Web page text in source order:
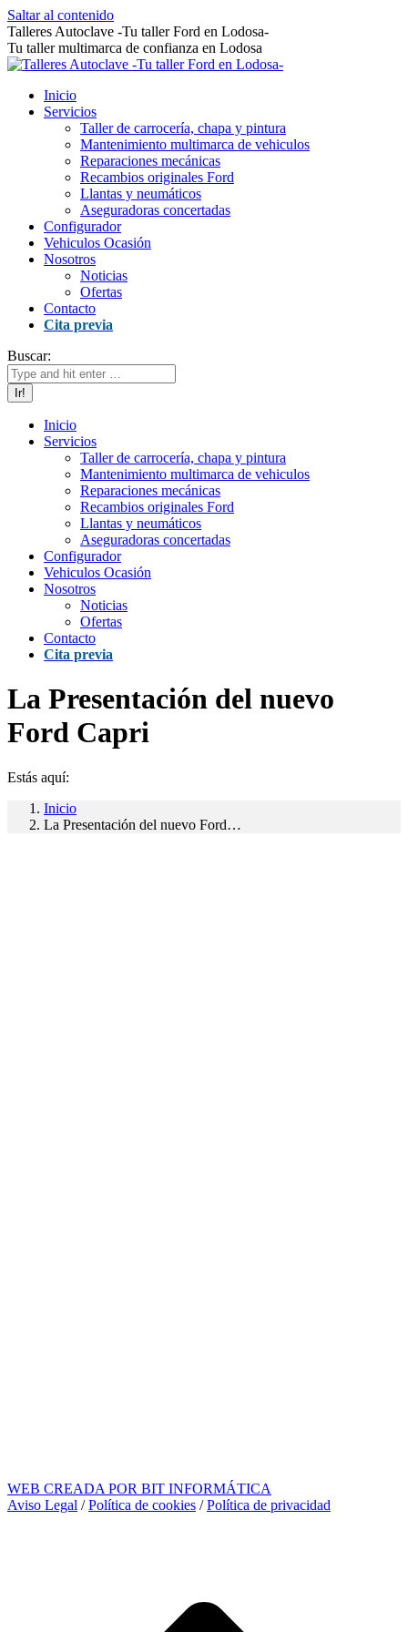
Saltar al contenido
Talleres Autoclave -Tu taller Ford en Lodosa-
Tu taller multimarca de confianza en Lodosa
Inicio
Servicios
Taller de carrocería, chapa y pintura
Mantenimiento multimarca de vehiculos
Reparaciones mecánicas
Recambios originales Ford
Llantas y neumáticos
Aseguradoras concertadas
Configurador
Vehiculos Ocasión
Nosotros
Noticias
Ofertas
Contacto
Cita previa
Buscar:
Inicio
Servicios
Taller de carrocería, chapa y pintura
Mantenimiento multimarca de vehiculos
Reparaciones mecánicas
Recambios originales Ford
Llantas y neumáticos
Aseguradoras concertadas
Configurador
Vehiculos Ocasión
Nosotros
Noticias
Ofertas
Contacto
Cita previa
La Presentación del nuevo
Ford Capri
Estás aquí:
Inicio
La Presentación del nuevo Ford…
WEB CREADA POR BIT INFORMÁTICA
Aviso Legal /Política de cookies /Política de privacidad